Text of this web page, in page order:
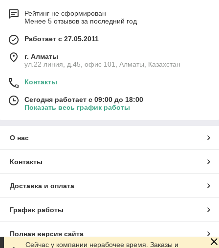
Рейтинг не сформирован
Менее 5 отзывов за последний год
Работает с 27.05.2011
г. Алматы
ул.22 линия, д.45, офис 101, Алматы, Казахстан
Контакты
Сегодня работает с 09:00 до 18:00
Показать весь график работы
О нас
Контакты
Доставка и оплата
График работы
Полная версия сайта
Сейчас у компании нерабочее время. Заказы и